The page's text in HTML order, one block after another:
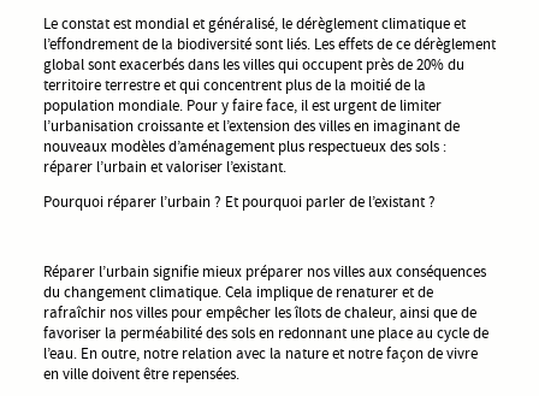
Le constat est mondial et généralisé, le dérèglement climatique et
l’effondrement de la biodiversité sont liés. Les effets de ce dérèglement
global sont exacerbés dans les villes qui occupent près de 20% du
territoire terrestre et qui concentrent plus de la moitié de la
population mondiale. Pour y faire face, il est urgent de limiter
l’urbanisation croissante et l’extension des villes en imaginant de
nouveaux modèles d’aménagement plus respectueux des sols :
réparer l’urbain et valoriser l’existant.
Pourquoi réparer l’urbain ? Et pourquoi parler de l’existant ?
Réparer l’urbain signifie mieux préparer nos villes aux conséquences
du changement climatique. Cela implique de renaturer et de
rafraîchir nos villes pour empêcher les îlots de chaleur, ainsi que de
favoriser la perméabilité des sols en redonnant une place au cycle de
l’eau. En outre, notre relation avec la nature et notre façon de vivre
en ville doivent être repensées.